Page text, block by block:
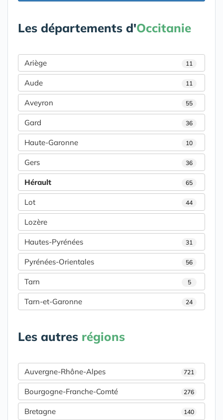
Les départements d'Occitanie
Ariège 11
Aude 11
Aveyron 55
Gard 36
Haute-Garonne 10
Gers 36
Hérault 65
Lot 44
Lozère
Hautes-Pyrénées 31
Pyrénées-Orientales 56
Tarn 5
Tarn-et-Garonne 24
Les autres régions
Auvergne-Rhône-Alpes 721
Bourgogne-Franche-Comté 276
Bretagne 140